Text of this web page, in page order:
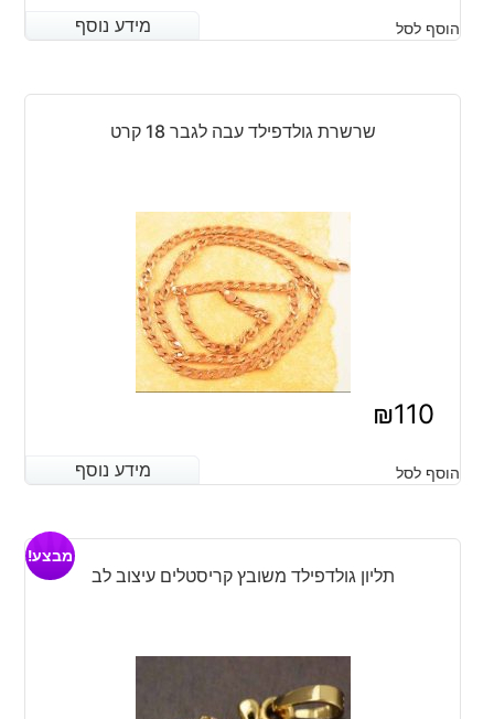
המקורי
היה:
₪120.
הנוכחי
הוא:
מידע נוסף הוסף לסל מידע נוסף
שרשרת גולדפילד עבה לגבר 18 קרט
₪110
מידע נוסף הוסף לסל מידע נוסף
תליון גולדפילד משובץ קריסטלים עיצוב לב
מבצע!